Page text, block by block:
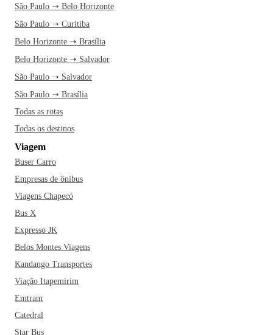
São Paulo ➝ Belo Horizonte
São Paulo ➝ Curitiba
Belo Horizonte ➝ Brasília
Belo Horizonte ➝ Salvador
São Paulo ➝ Salvador
São Paulo ➝ Brasília
Todas as rotas
Todas os destinos
Viagem
Buser Carro
Empresas de ônibus
Viagens Chapecó
Bus X
Expresso JK
Belos Montes Viagens
Kandango Transportes
Viação Itapemirim
Emtram
Catedral
Star Bus